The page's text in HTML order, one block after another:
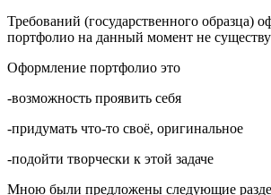
Требований (государственного образца)
портфолио на данный момент не
Оформление портфолио это
-возможность проявить себя
-придумать что-то своё, оригинальное
-подойти творчески к этой задаче
Мною были предложены следующие